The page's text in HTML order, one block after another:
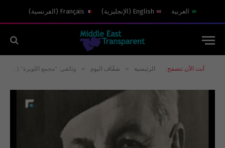
العربية English
( الإنجليزية)
Français
( الفرنسية)
أنت الآن تتصفح: الرئيسية » شفّاف اليوم » وثائقي: “مجمع اللويزة” (1736) ومدارس الإرساليات وأثرها في النهضة اللبنانية والعربية